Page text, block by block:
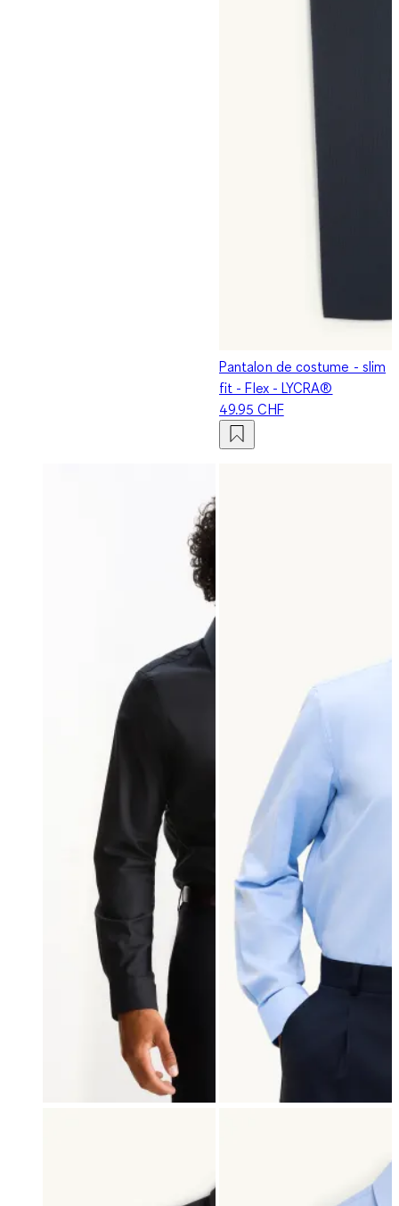
Pantalon de costume - slim
fit - Flex - LYCRA®
49.95 CHF